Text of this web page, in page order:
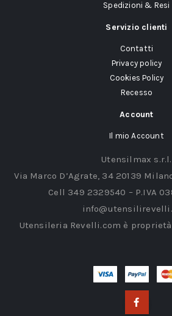
Spedizioni & Resi
Servizio clienti
Contatti
Privacy policy
Cookies Policy
Recesso
Account
Il mio Account
Utensilmax s.r.l.
Via Marco D’Agrate, 34 20139
Cell 349 2329540 – P.IVA
Utensileria Revelli.com è